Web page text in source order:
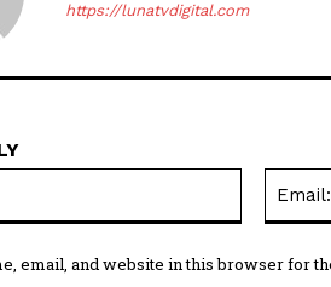
https://lunatvdigital.com
email, and website in this browser for